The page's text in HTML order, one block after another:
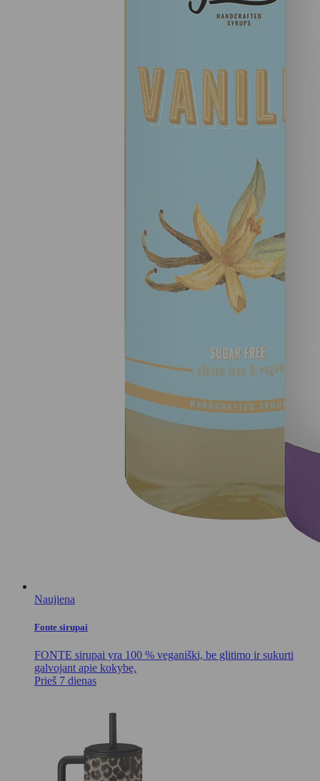
Naujiena
Fonte sirupai
FONTE sirupai yra 100 % veganiški, be glitimo ir sukurti
galvojant apie kokybę.
Prieš 7 dienas